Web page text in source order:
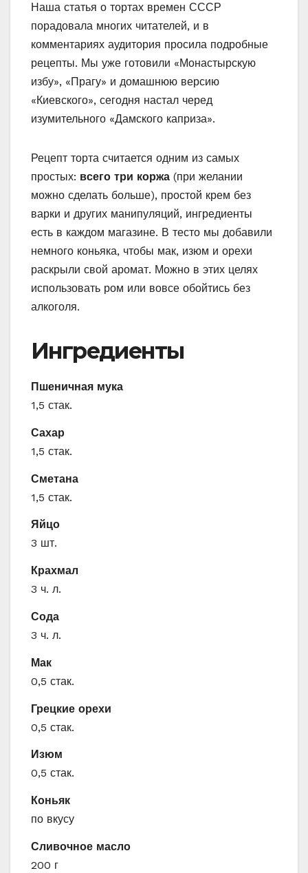
Наша статья о тортах времен СССР
порадовала многих читателей, и в
комментариях аудитория просила подробные
рецепты. Мы уже готовили «Монастырскую
избу», «Прагу» и домашнюю версию
«Киевского», сегодня настал черед
изумительного «Дамского каприза».
Рецепт торта считается одним из самых
простых: всего три коржа (при желании
можно сделать больше), простой крем без
варки и других манипуляций, ингредиенты
есть в каждом магазине. В тесто мы добавили
немного коньяка, чтобы мак, изюм и орехи
раскрыли свой аромат. Можно в этих целях
использовать ром или вовсе обойтись без
алкоголя.
Ингредиенты
Пшеничная мука
1,5 стак.
Сахар
1,5 стак.
Сметана
1,5 стак.
Яйцо
3 шт.
Крахмал
3 ч. л.
Сода
3 ч. л.
Мак
0,5 стак.
Грецкие орехи
0,5 стак.
Изюм
0,5 стак.
Коньяк
по вкусу
Сливочное масло
200 г